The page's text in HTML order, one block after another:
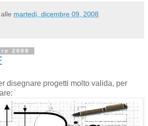
alle martedì, dicembre 09, 2008
2008
disegnare progetti molto valida, per